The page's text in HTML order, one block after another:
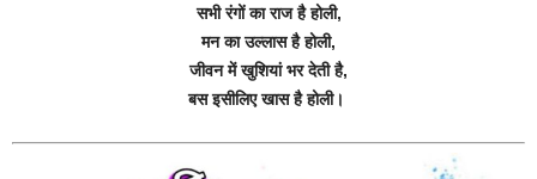
सभी रंगों का राज है होली,
मन का उल्लास है होली,
जीवन में खुशियां भर देती है,
बस इसीलिए खास है होली।